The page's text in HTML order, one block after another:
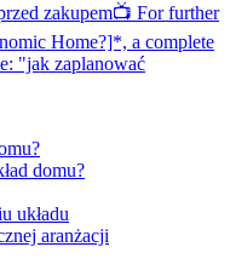
zakupem📺 For further
Home?]*, a complete
"jak zaplanować
domu?
układu
aranżacji